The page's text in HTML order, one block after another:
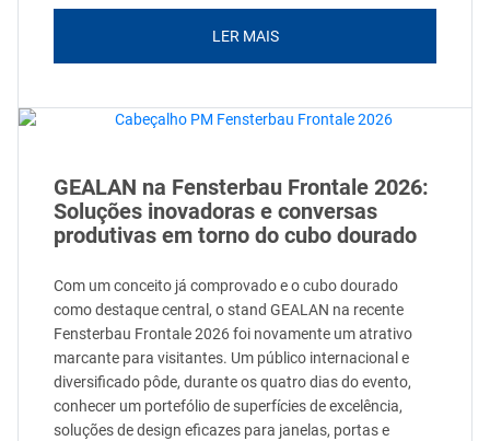
LER MAIS
GEALAN na Fensterbau Frontale 2026:
Soluções inovadoras e conversas
produtivas em torno do cubo dourado
Com um conceito já comprovado e o cubo dourado
como destaque central, o stand GEALAN na recente
Fensterbau Frontale 2026 foi novamente um atrativo
marcante para visitantes. Um público internacional e
diversificado pôde, durante os quatro dias do evento,
conhecer um portefólio de superfícies de excelência,
soluções de design eficazes para janelas, portas e